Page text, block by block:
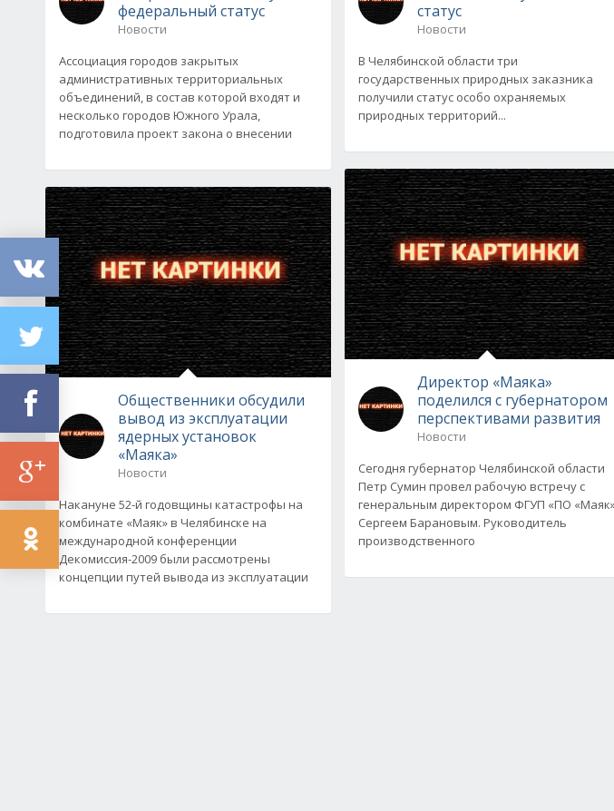
федеральный статус
Новости
Ассоциация городов закрытых
административных территориальных
объединений, в состав которой входят и
несколько городов Южного Урала,
подготовила проект закона о внесении
Общественники обсудили
вывод из эксплуатации
ядерных установок
«Маяка»
Новости
Накануне 52-й годовщины катастрофы на
комбинате «Маяк» в Челябинске на
международной конференции
Декомиссия-2009 были рассмотрены
концепции путей вывода из эксплуатации
статус
Новости
В Челябинской области три
государственных природных заказника
получили статус особо охраняемых
природных территорий...
Директор «Маяка»
поделился с губернатором
перспективами развития
Новости
Сегодня губернатор Челябинской области
Петр Сумин провел рабочую встречу с
генеральным директором ФГУП «ПО
Сергеем Барановым. Руководитель
производственного